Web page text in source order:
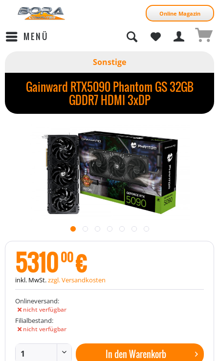
Online Magazin
MENÜ
Sonstige
Gainward RTX5090 Phantom GS 32GB
GDDR7 HDMI 3xDP
531000€
inkl. MwSt.zzgl. Versandkosten
Onlineversand:
nicht verfügbar
Filialbestand:
nicht verfügbar
In denWarenkorb